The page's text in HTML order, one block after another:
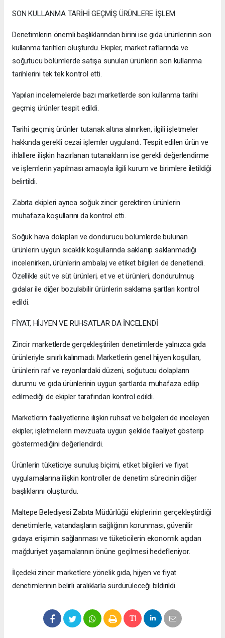
SON KULLANMA TARİHİ GEÇMİŞ ÜRÜNLERE İŞLEM
Denetimlerin önemli başlıklarından birini ise gıda ürünlerinin son
kullanma tarihleri oluşturdu. Ekipler, market raflarında ve
soğutucu bölümlerde satışa sunulan ürünlerin son kullanma
tarihlerini tek tek kontrol etti.
Yapılan incelemelerde bazı marketlerde son kullanma tarihi
geçmiş ürünler tespit edildi.
Tarihi geçmiş ürünler tutanak altına alınırken, ilgili işletmeler
hakkında gerekli cezai işlemler uygulandı. Tespit edilen ürün ve
ihlallere ilişkin hazırlanan tutanakların ise gerekli değerlendirme
ve işlemlerin yapılması amacıyla ilgili kurum ve birimlere iletildiği
belirtildi.
Zabıta ekipleri ayrıca soğuk zincir gerektiren ürünlerin
muhafaza koşullarını da kontrol etti.
Soğuk hava dolapları ve dondurucu bölümlerde bulunan
ürünlerin uygun sıcaklık koşullarında saklanıp saklanmadığı
incelenirken, ürünlerin ambalaj ve etiket bilgileri de denetlendi.
Özellikle süt ve süt ürünleri, et ve et ürünleri, dondurulmuş
gıdalar ile diğer bozulabilir ürünlerin saklama şartları kontrol
edildi.
FİYAT, HİJYEN VE RUHSATLAR DA İNCELENDİ
Zincir marketlerde gerçekleştirilen denetimlerde yalnızca gıda
ürünleriyle sınırlı kalınmadı. Marketlerin genel hijyen koşulları,
ürünlerin raf ve reyonlardaki düzeni, soğutucu dolapların
durumu ve gıda ürünlerinin uygun şartlarda muhafaza edilip
edilmediği de ekipler tarafından kontrol edildi.
Marketlerin faaliyetlerine ilişkin ruhsat ve belgeleri de inceleyen
ekipler, işletmelerin mevzuata uygun şekilde faaliyet gösterip
göstermediğini değerlendirdi.
Ürünlerin tüketiciye sunuluş biçimi, etiket bilgileri ve fiyat
uygulamalarına ilişkin kontroller de denetim sürecinin diğer
başlıklarını oluşturdu.
Maltepe Belediyesi Zabıta Müdürlüğü ekiplerinin gerçekleştirdiği
denetimlerle, vatandaşların sağlığının korunması, güvenilir
gıdaya erişimin sağlanması ve tüketicilerin ekonomik açıdan
mağduriyet yaşamalarının önüne geçilmesi hedefleniyor.
İlçedeki zincir marketlere yönelik gıda, hijyen ve fiyat
denetimlerinin belirli aralıklarla sürdürüleceği bildirildi.